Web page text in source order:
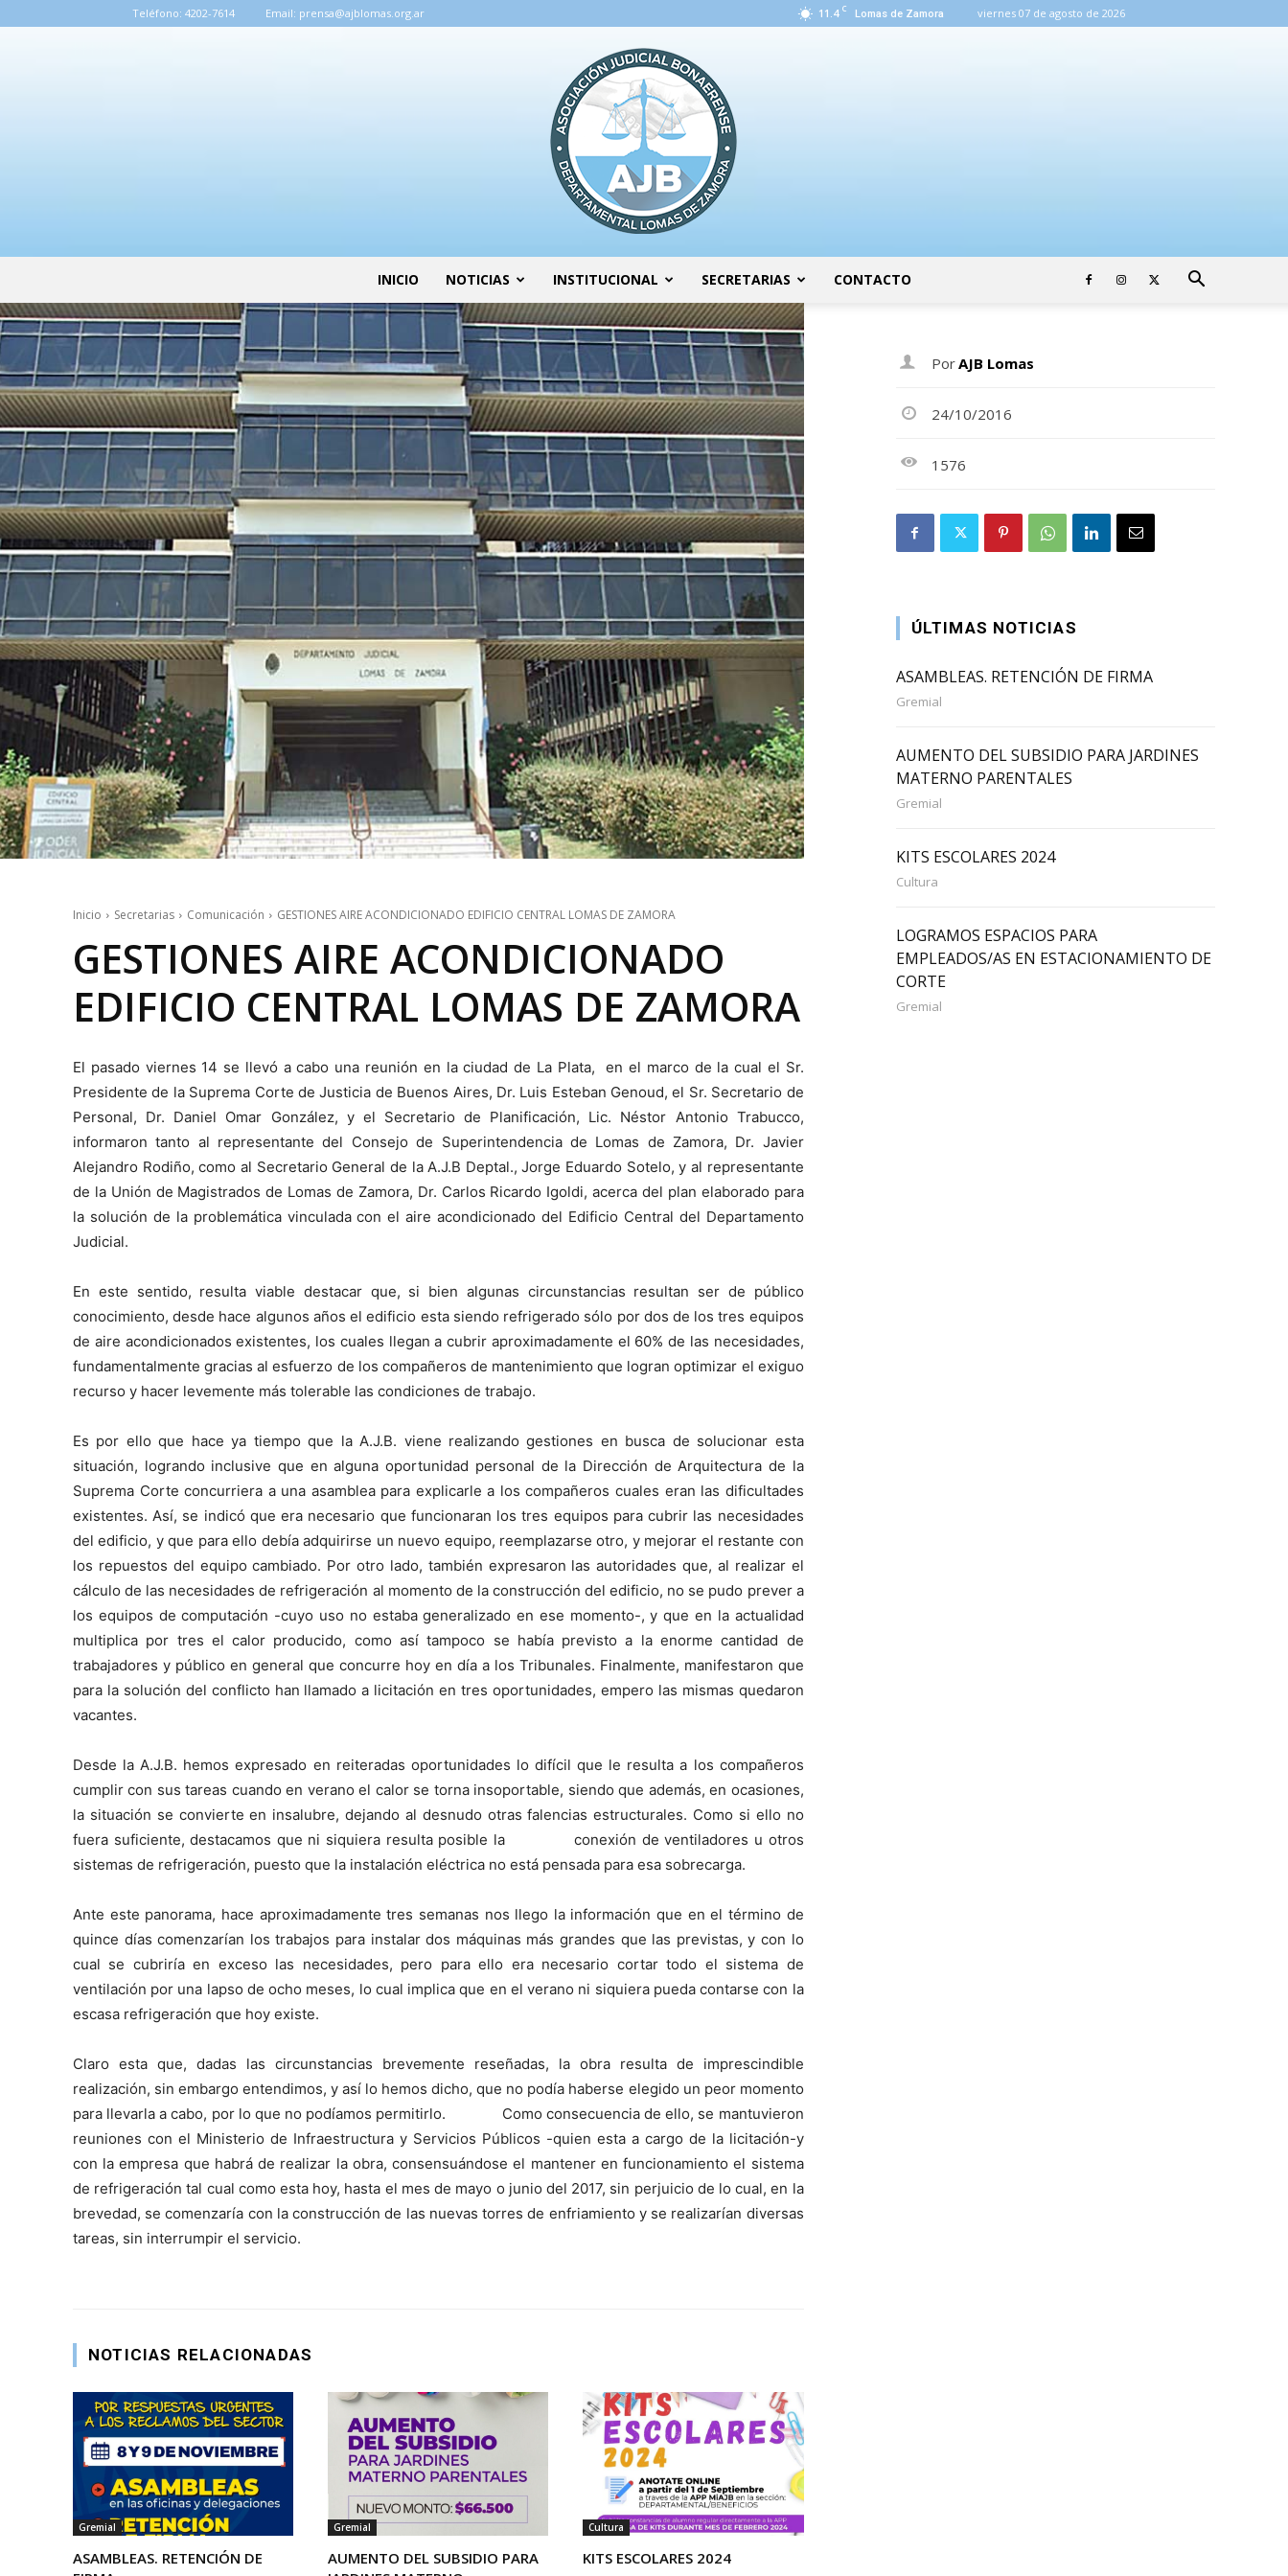
11.4 C Lomas de Zamora viernes 07 de agosto de 2026
Teléfono: 4202-7614 Email: prensa@ajblomas.org.ar
AJB
Lomas
INICIO NOTICIAS INSTITUCIONAL SECRETARIAS CONTACTO
Inicio Secretarias Comunicación GESTIONES AIRE ACONDICIONADO EDIFICIO CENTRAL LOMAS DE ZAMORA
GESTIONES AIRE ACONDICIONADO
EDIFICIO CENTRAL LOMAS DE ZAMORA
El pasado viernes 14 se llevó a cabo una reunión en la ciudad de La Plata, en el marco de la cual el Sr.
Presidente de la Suprema Corte de Justicia de Buenos Aires, Dr. Luis Esteban Genoud, el Sr. Secretario de
Personal, Dr. Daniel Omar González, y el Secretario de Planificación, Lic. Néstor Antonio Trabucco,
informaron tanto al representante del Consejo de Superintendencia de Lomas de Zamora, Dr. Javier
Alejandro Rodiño, como al Secretario General de la A.J.B Deptal., Jorge Eduardo Sotelo, y al representante
de la Unión de Magistrados de Lomas de Zamora, Dr. Carlos Ricardo Igoldi, acerca del plan elaborado para
la solución de la problemática vinculada con el aire acondicionado del Edificio Central del Departamento
Judicial.
En este sentido, resulta viable destacar que, si bien algunas circunstancias resultan ser de público
conocimiento, desde hace algunos años el edificio esta siendo refrigerado sólo por dos de los tres equipos
de aire acondicionados existentes, los cuales llegan a cubrir aproximadamente el 60% de las necesidades,
fundamentalmente gracias al esfuerzo de los compañeros de mantenimiento que logran optimizar el exiguo
recurso y hacer levemente más tolerable las condiciones de trabajo.
Es por ello que hace ya tiempo que la A.J.B. viene realizando gestiones en busca de solucionar esta
situación, logrando inclusive que en alguna oportunidad personal de la Dirección de Arquitectura de la
Suprema Corte concurriera a una asamblea para explicarle a los compañeros cuales eran las dificultades
existentes. Así, se indicó que era necesario que funcionaran los tres equipos para cubrir las necesidades
del edificio, y que para ello debía adquirirse un nuevo equipo, reemplazarse otro, y mejorar el restante con
los repuestos del equipo cambiado. Por otro lado, también expresaron las autoridades que, al realizar el
cálculo de las necesidades de refrigeración al momento de la construcción del edificio, no se pudo prever a
los equipos de computación -cuyo uso no estaba generalizado en ese momento-, y que en la actualidad
multiplica por tres el calor producido, como así tampoco se había previsto a la enorme cantidad de
trabajadores y público en general que concurre hoy en día a los Tribunales. Finalmente, manifestaron que
para la solución del conflicto han llamado a licitación en tres oportunidades, empero las mismas quedaron
vacantes.
Desde la A.J.B. hemos expresado en reiteradas oportunidades lo difícil que le resulta a los compañeros
cumplir con sus tareas cuando en verano el calor se torna insoportable, siendo que además, en ocasiones,
la situación se convierte en insalubre, dejando al desnudo otras falencias estructurales. Como si ello no
fuera suficiente, destacamos que ni siquiera resulta posible la conexión de ventiladores u otros
sistemas de refrigeración, puesto que la instalación eléctrica no está pensada para esa sobrecarga.
Ante este panorama, hace aproximadamente tres semanas nos llego la información que en el término de
quince días comenzarían los trabajos para instalar dos máquinas más grandes que las previstas, y con lo
cual se cubriría en exceso las necesidades, pero para ello era necesario cortar todo el sistema de
ventilación por una lapso de ocho meses, lo cual implica que en el verano ni siquiera pueda contarse con la
escasa refrigeración que hoy existe.
Claro esta que, dadas las circunstancias brevemente reseñadas, la obra resulta de imprescindible
realización, sin embargo entendimos, y así lo hemos dicho, que no podía haberse elegido un peor momento
para llevarla a cabo, por lo que no podíamos permitirlo. Como consecuencia de ello, se mantuvieron
reuniones con el Ministerio de Infraestructura y Servicios Públicos -quien esta a cargo de la licitación-y
con la empresa que habrá de realizar la obra, consensuándose el mantener en funcionamiento el sistema
de refrigeración tal cual como esta hoy, hasta el mes de mayo o junio del 2017, sin perjuicio de lo cual, en la
brevedad, se comenzaría con la construcción de las nuevas torres de enfriamiento y se realizarían diversas
tareas, sin interrumpir el servicio.
NOTICIAS RELACIONADAS
Gremial
ASAMBLEAS. RETENCIÓN DE
Gremial
AUMENTO DEL SUBSIDIO PARA
Cultura
KITS ESCOLARES 2024
PorAJB Lomas
24/10/2016
1576
ÚLTIMAS NOTICIAS
ASAMBLEAS. RETENCIÓN DE FIRMA
Gremial
AUMENTO DEL SUBSIDIO PARA JARDINES
MATERNO PARENTALES
Gremial
KITS ESCOLARES 2024
Cultura
LOGRAMOS ESPACIOS PARA
EMPLEADOS/AS EN ESTACIONAMIENTO DE
CORTE
Gremial